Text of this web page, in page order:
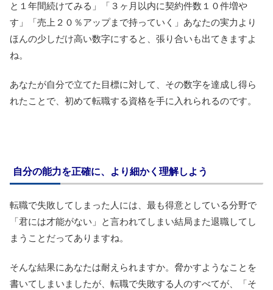
と１年間続けてみる」「３ヶ月以内に契約件数１０件増や
す」「売上２０％アップまで持っていく」あなたの実力より
ほんの少しだけ高い数字にすると、張り合いも出てきますよ
ね。
あなたが自分で立てた目標に対して、その数字を達成し得ら
れたことで、初めて転職する資格を手に入れられるのです。
自分の能力を正確に、より細かく理解しよう
転職で失敗してしまった人には、最も得意としている分野で
「君には才能がない」と言われてしまい結局また退職してし
まうことだってありますね。
そんな結果にあなたは耐えられますか。脅かすようなことを
書いてしまいましたが、転職で失敗する人のすべてが、「そ